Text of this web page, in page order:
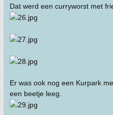
Dat werd een curryworst met
Er was ook nog een Kurpark
een beetje leeg.